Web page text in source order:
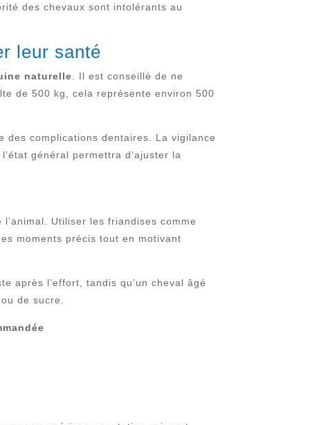
des chevaux sont intolérants au
leur santé
naturelle . Il est conseillé de ne
de 500 kg, cela représente environ 500
complications dentaires. La vigilance
général permettra d’ajuster la
Utiliser les friandises comme
moments précis tout en motivant
après l’effort, tandis qu’un cheval âgé
de sucre.